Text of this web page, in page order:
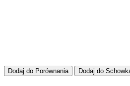
Dodaj do Porównania Dodaj do